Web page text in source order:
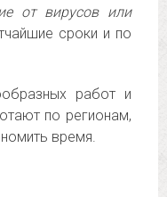
от вирусов или
сроки и по
работ и
по регионам,
время.